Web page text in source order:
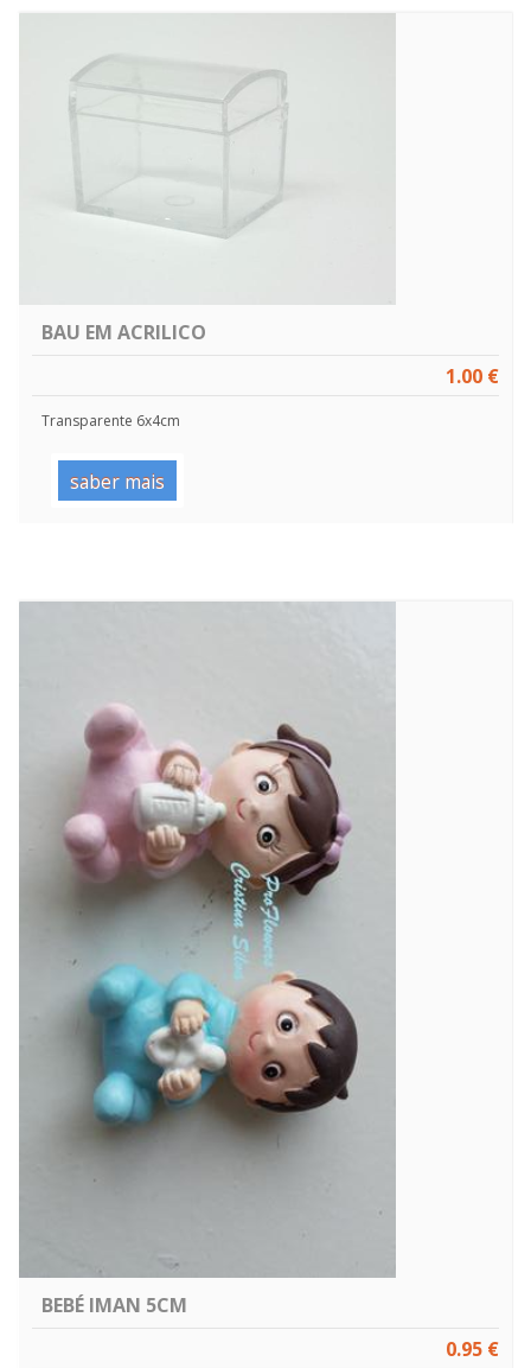
BAU EM ACRILICO
1.00 €
Transparente 6x4cm
saber mais
BEBÉ IMAN 5CM
0.95 €